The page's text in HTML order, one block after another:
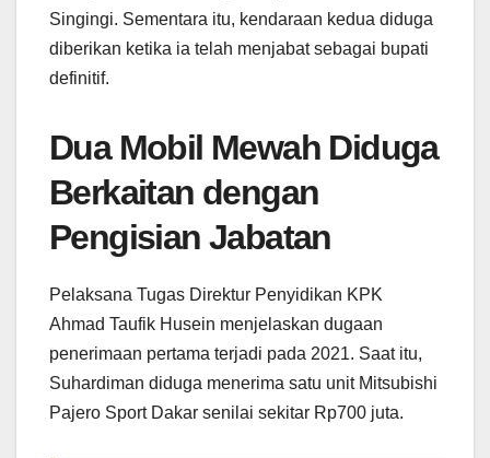
Singingi. Sementara itu, kendaraan kedua diduga
diberikan ketika ia telah menjabat sebagai bupati
definitif.
Dua Mobil Mewah Diduga
Berkaitan dengan
Pengisian Jabatan
Pelaksana Tugas Direktur Penyidikan KPK
Ahmad Taufik Husein menjelaskan dugaan
penerimaan pertama terjadi pada 2021. Saat itu,
Suhardiman diduga menerima satu unit Mitsubishi
Pajero Sport Dakar senilai sekitar Rp700 juta.